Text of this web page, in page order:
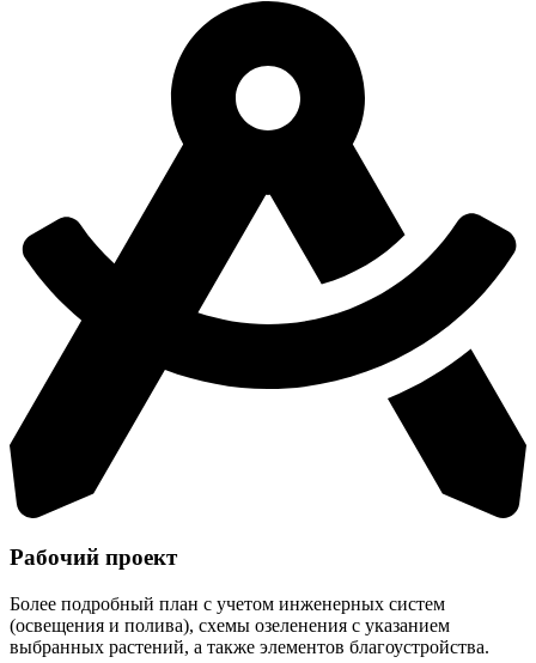
Рабочий проект
Более подробный план с учетом инженерных систем
(освещения и полива), схемы озеленения с указанием
выбранных растений, а также элементов благоустройства.